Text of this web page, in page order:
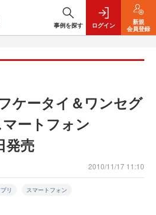
事例を探す ログイン
新規
会員登録
ケータイ＆ワンセグ
ートフォン
発売
2010/11/17 11:10
リ スマートフォン